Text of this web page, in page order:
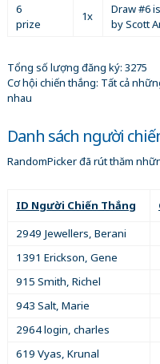
6
prize
1x
Draw #6
by Scott
Tổng số lượng đăng ký: 3275
Cơ hội chiến thắng: Tất cả
nhau
Danh sách người
RandomPicker đã rút thăm
ID Người Chiến Thắng
2949 Jewellers, Berani
1391 Erickson, Gene
915 Smith, Richel
943 Salt, Marie
2964 login, charles
619 Vyas, Krunal